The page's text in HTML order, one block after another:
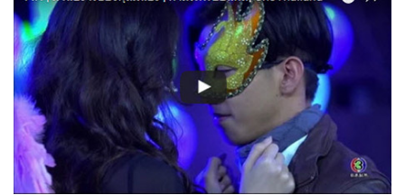
06-06-2560
The Cupids บริษัทรักอุตลุด